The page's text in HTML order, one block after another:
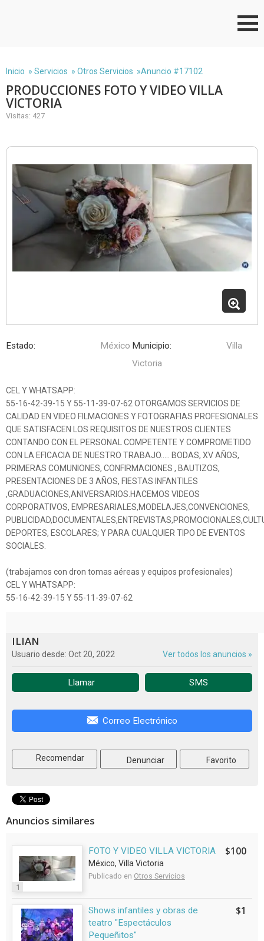
Inicio » Servicios » Otros Servicios »Anuncio #17102
PRODUCCIONES FOTO Y VIDEO VILLA
VICTORIA
Visitas: 427
Estado: México Municipio:
Villa
Victoria
CEL Y WHATSAPP:
55-16-42-39-15 Y 55-11-39-07-62 OTORGAMOS SERVICIOS DE
CALIDAD EN VIDEO FILMACIONES Y FOTOGRAFIAS PROFESIONALES
QUE SATISFACEN LOS REQUISITOS DE NUESTROS CLIENTES
CONTANDO CON EL PERSONAL COMPETENTE Y COMPROMETIDO
CON LA EFICACIA DE NUESTRO TRABAJO….. BODAS, XV AÑOS,
PRIMERAS COMUNIONES, CONFIRMACIONES , BAUTIZOS,
PRESENTACIONES DE 3 AÑOS, FIESTAS INFANTILES
,GRADUACIONES,ANIVERSARIOS.HACEMOS VIDEOS
CORPORATIVOS, EMPRESARIALES,MODELAJES,CONVENCIONES,
DEPORTES, ESCOLARES; Y PARA CUALQUIER TIPO DE EVENTOS
SOCIALES.
(trabajamos con dron tomas aéreas y equipos profesionales)
CEL Y WHATSAPP:
55-16-42-39-15 Y 55-11-39-07-62
ILIAN
Usuario desde: Oct 20, 2022 Ver todos los anuncios »
Llamar SMS
Correo Electrónico
Recomendar Denunciar Favorito
Anuncios similares
1
FOTO Y VIDEO VILLA VICTORIA
México, Villa Victoria
Publicado en Otros Servicios
$100
Shows infantiles y obras de
teatro "Espectáculos
Pequeñitos"
$1